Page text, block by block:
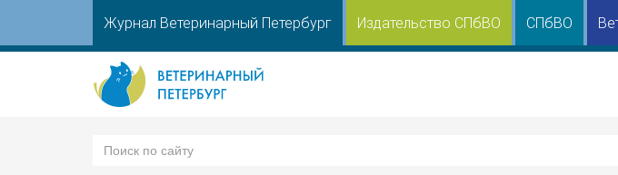
Журнал Ветеринарный Петербург Издательство СПбВО СПбВО